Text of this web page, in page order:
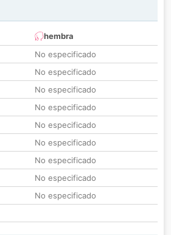
hembra
No especificado
No especificado
No especificado
No especificado
No especificado
No especificado
No especificado
No especificado
No especificado